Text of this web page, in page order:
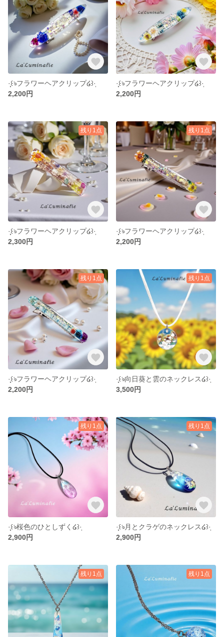
·̩͙꒰ঌフラワーヘアクリップ໒꒱·̩͙
2,200円
·̩͙꒰ঌフラワーヘアクリップ໒꒱·̩͙
2,200円
残り1点
·̩͙꒰ঌフラワーヘアクリップ໒꒱·̩͙
2,300円
残り1点
·̩͙꒰ঌフラワーヘアクリップ໒꒱·̩͙
2,200円
残り1点
·̩͙꒰ঌフラワーヘアクリップ໒꒱·̩͙
2,200円
残り1点
·̩͙꒰ঌ向日葵と雲のネックレス໒꒱·̩͙
3,500円
残り1点
·̩͙꒰ঌ桜色のひとしずく໒꒱·̩͙
2,900円
残り1点
·̩͙꒰ঌ月とクラゲのネックレス໒꒱·̩͙
2,900円
残り1点 残り1点